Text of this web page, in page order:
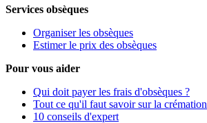
Services obsèques
Organiser les obsèques
Estimer le prix des obsèques
Pour vous aider
Qui doit payer les frais d'obsèques ?
Tout ce qu'il faut savoir sur la crémation
10 conseils d'expert